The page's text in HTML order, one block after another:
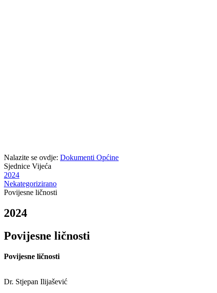
Nalazite se ovdje: Dokumenti Općine
Sjednice Vijeća
2024
Nekategorizirano
Povijesne ličnosti
2024
Povijesne ličnosti
Povijesne ličnosti
Dr. Stjepan Ilijašević